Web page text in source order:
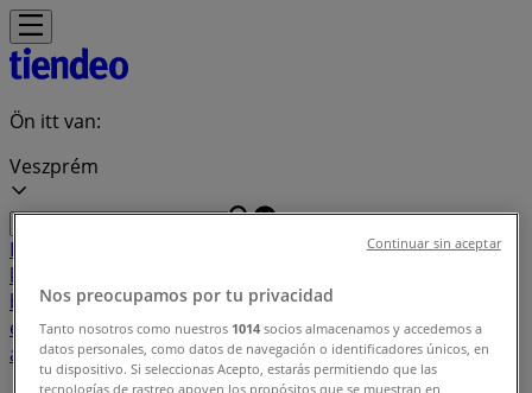
Ön itt van:
Veszprém
Featured
Ruházat, cipők és
kiegészítők
barkácsolásGyógyszertárak és szépség
és szabadidőAutók, motorkerékpárok és
alkatrészekÉttermekBankok és szolgáltatások
Nos preocupamos por tu privacidad
Tanto nosotros como nuestros 1014 socios almacenamos y accedemos a
datos personales, como datos de navegación o identificadores únicos, en
tu dispositivo. Si seleccionas Acepto, estarás permitiendo que las
tecnologías de rastreo apoyen los propósitos que se muestran en
Continuar sin aceptar